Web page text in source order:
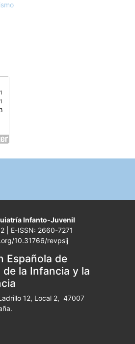
Infanto-Juvenil
| E-ISSN: 2660-7271
10.31766/revpsij
Española de
de la Infancia y la
12, Local 2, 47007